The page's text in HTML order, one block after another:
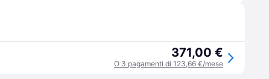
371,00 €
O 3 pagamenti di 123,66 €/mese